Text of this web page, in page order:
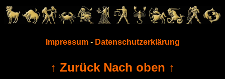
Impressum- Datenschutzerklärung
↑ Zurück Nach oben ↑